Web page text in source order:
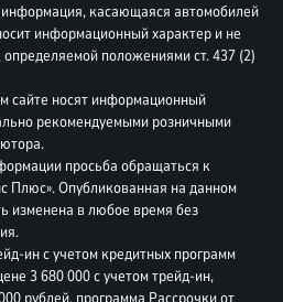
информация, касающаяся автомобилей
информационный характер и не
положениями ст. 437 (2)
сайте носят информационный
рекомендуемыми розничными
просьба обращаться к
Плюс». Опубликованная на данном
изменена в любое время без
ин с учетом кредитных программ
3 680 000 с учетом трейд-ин,